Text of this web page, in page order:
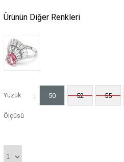
Ürünün Diğer Renkleri
Yüzük
Ölçüsü
: 50 52 55